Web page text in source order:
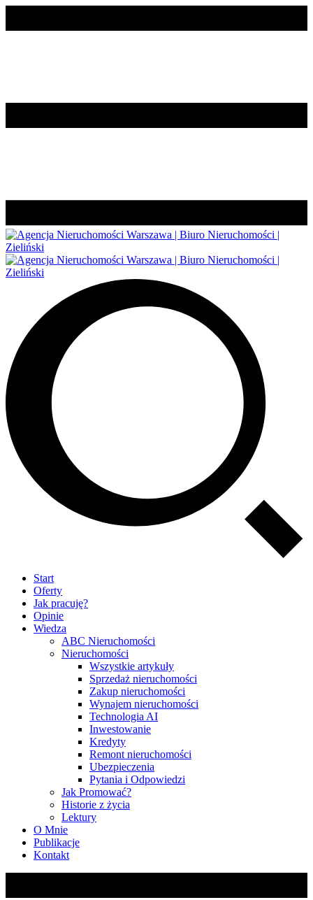
Start
Oferty
Jak pracuję?
Opinie
Wiedza
ABC Nieruchomości
Nieruchomości
Wszystkie artykuły
Sprzedaż nieruchomości
Zakup nieruchomości
Wynajem nieruchomości
Technologia AI
Inwestowanie
Kredyty
Remont nieruchomości
Ubezpieczenia
Pytania i Odpowiedzi
Jak Promować?
Historie z życia
Lektury
O Mnie
Publikacje
Kontakt